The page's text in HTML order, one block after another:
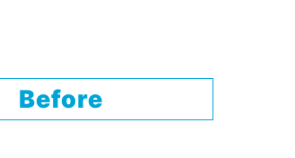
Before